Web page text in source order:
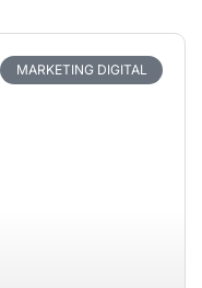
MARKETING DIGITAL